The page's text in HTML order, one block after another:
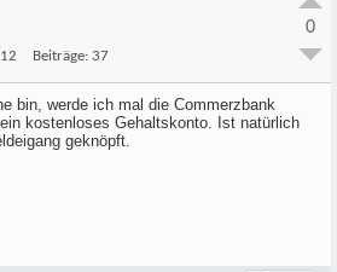
Beiträge: 37
0
bin, werde ich mal die Commerzbank
kostenloses Gehaltskonto. Ist natürlich
geknöpft.